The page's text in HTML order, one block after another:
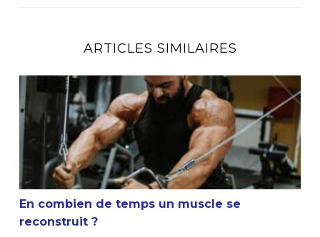
ARTICLES SIMILAIRES
En combien de temps un muscle se reconstruit ?
En combien de temps un muscle se
reconstruit ?